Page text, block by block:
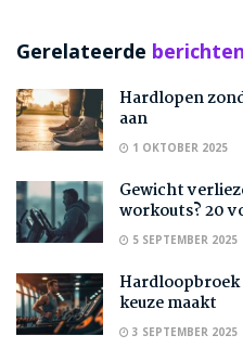
Gerelateerde berichten
Hardlopen
aan
1 OKTOBER 2025
Gewicht
workouts? 20
5 SEPTEMBER 2025
Hardloopbroek
keuze maakt
3 SEPTEMBER 2025